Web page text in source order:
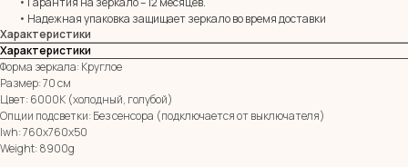
• Надежная упаковка защищает зеркало во время доставки
Характеристики
Характеристики
Форма зеркала: Круглое
Размер: 70 см
Цвет: 6000К (холодный, голубой)
Опции подсветки: Без сенсора (подключается от выключателя)
lwh: 760x760x50
Weight: 8900g
Остались вопросы?
Оставь заявку и мы с Вами свяжемся
Имя
Телефон
+7